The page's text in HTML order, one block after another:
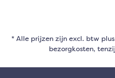
* Alle prijzen zijn excl. btw plus
bezorgkosten,